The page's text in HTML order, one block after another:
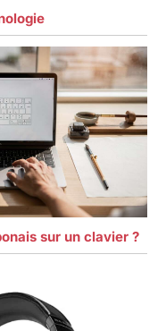
sur un clavier ?